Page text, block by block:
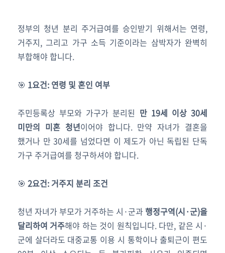
정부의 청년 분리 주거급여를 승인받기 위해서는 연령,
거주지, 그리고 가구 소득 기준이라는 삼박자가 완벽히
부합해야 합니다.
🎯 1요건: 연령 및 혼인 여부
주민등록상 부모와 가구가 분리된 만 19세 이상 30세
미만의 미혼 청년이어야 합니다. 만약 자녀가 결혼을
했거나 만 30세를 넘었다면 이 제도가 아닌 독립된 단독
가구 주거급여를 청구하셔야 합니다.
🎯 2요건: 거주지 분리 조건
청년 자녀가 부모가 거주하는 시·군과행정구역(시·군)을
달리하여 거주해야 하는 것이 원칙입니다. 다만, 같은 시·
군에 살더라도 대중교통 이용 시 통학이나 출퇴근이 편도